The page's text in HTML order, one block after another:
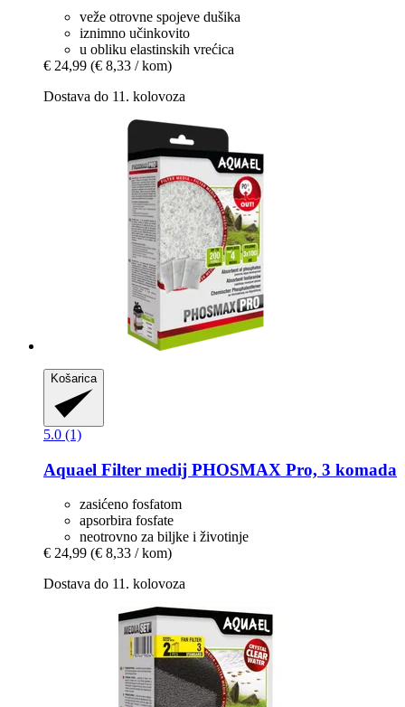
veže otrovne spojeve dušika
iznimno učinkovito
u obliku elastinskih vrećica
€ 24,99 (€ 8,33 / kom)
Dostava do 11. kolovoza
Košarica
5.0 (1)
Aquael Filter medij PHOSMAX Pro, 3 komada
zasićeno fosfatom
apsorbira fosfate
neotrovno za biljke i životinje
€ 24,99 (€ 8,33 / kom)
Dostava do 11. kolovoza